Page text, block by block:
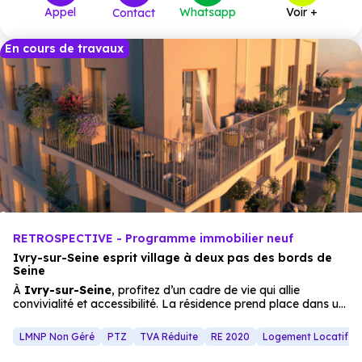
à partir de 625 592 €
Appel Contact Whatsapp Voir +
En cours de travaux
RETROSPECTIVE - Programme immobilier neuf
Ivry-sur-Seine esprit village à deux pas des bords de
Seine
À Ivry-sur-Seine, profitez d’un cadre de vie qui allie
convivialité et accessibilité. La résidence prend place dans un
établissements scolaires, descommerceset des marchés.
Grâce à un solide réseau de transports en commun, rejoindre
LMNP Non Géré PTZ TVA Réduite RE 2020 Logement Locatif